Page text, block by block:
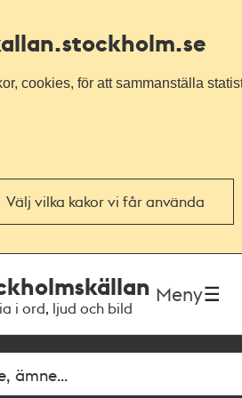
.stockholm.se
cookies, för att sammanställa
Välj vilka kakor vi får använda
i ord, ljud och bild
Meny